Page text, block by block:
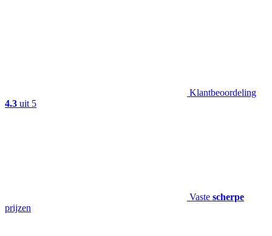
Klantbeoordeling
4.3 uit 5
Vaste scherpe
prijzen